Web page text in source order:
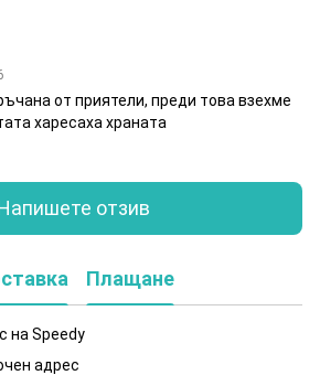
от приятели, преди това взехме
харесаха храната
отзив
Плащане
на Speedy
адрес